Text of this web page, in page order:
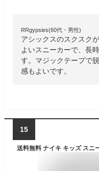
RRgypsies(60代・男性)
アシックスのスクスク
よいスニーカーで、長
す。マジックテープで
感もよいです。
15